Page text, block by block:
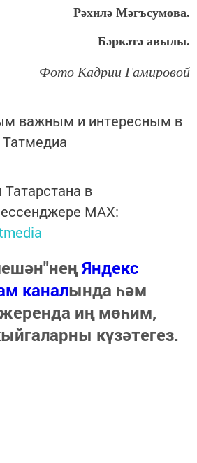
Рәхилә Мәгъсумова.
Бәркәтә авылы.
Фото Кадрии Гамировой
важным и интересным в
Татмедиа
Татарстана в
MАХ:
Яндекс
каналында һәм
иң мөһим,
күзәтегез.